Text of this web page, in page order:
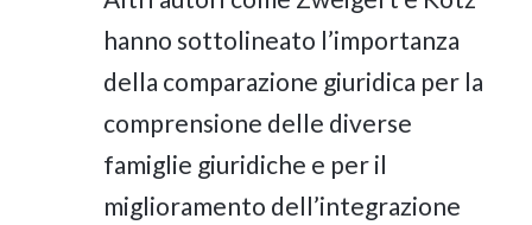
hanno sottolineato l’importanza
della comparazione giuridica per la
comprensione delle diverse
famiglie giuridiche e per il
miglioramento dell’integrazione